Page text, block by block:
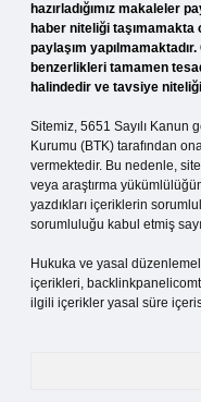
hazırladığımız makaleler
haber niteliği
paylaşım
benzerlikleri tamamen
halindedir ve tavsiye
Sitemiz, 5651 Sayılı Kanun
Kurumu (BTK) tarafından
vermektedir. Bu nedenle,
veya araştırma
yazdıkları içeriklerin
sorumluluğu kabul etmiş
Hukuka ve yasal
içerikleri,
ilgili içerikler yasal süre